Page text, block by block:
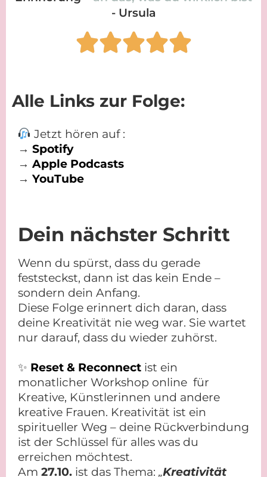
- Ursula
Alle Links zur Folge:
Jetzt hören auf :
→ Spotify
→ Apple Podcasts
→ YouTube
Dein nächster Schritt
Wenn du spürst, dass du gerade
feststeckst, dann ist das kein Ende –
sondern dein Anfang.
Diese Folge erinnert dich daran, dass
deine Kreativität nie weg war. Sie wartet
nur darauf, dass du wieder zuhörst.
✨ Reset & Reconnect ist ein
monatlicher Workshop online für
Kreative, Künstlerinnen und andere
kreative Frauen. Kreativität ist ein
spiritueller Weg – deine Rückverbindung
ist der Schlüssel für alles was du
erreichen möchtest.
Am 27.10. ist das Thema: „Kreativität